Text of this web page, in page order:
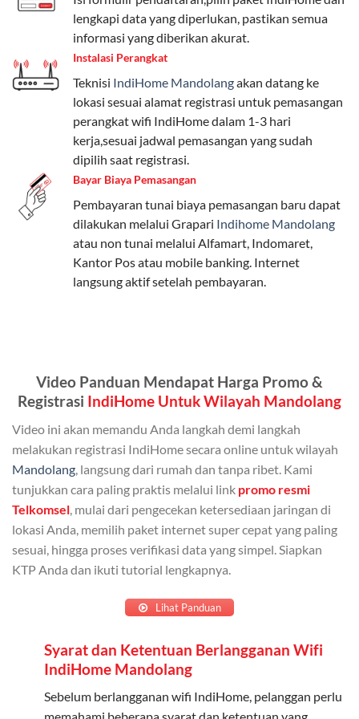
Pengguna bisa memilih sesuai kebutuhan, baik untuk
internet, komunikasi, atau hiburan.
Paket Easy cocok untuk kebutuhan dasar, Paket
Complete untuk yang menginginkan fitur lengkap,
dan Paket Dynamic IP untuk pengguna yang
memprioritaskan kecepatan internet tinggi.
Paket Telkomsel One dengan Kuota Keluarga
Salah satu fitur unggulan Telkomsel One adalah Paket
Kuota Keluarga. Dengan kuota hingga 30 GB, Anda
bisa membagikan internet kepada anggota keluarga
atau teman tanpa perlu khawatir kehabisan kuota.
Berikut adalah detailnya:
Bisa Dibagi Hingga 5 Anggota
Admin dapat mendaftarkan hingga 5 anggota
keluarga atau teman untuk menggunakan kuota ini.
Berlaku Nasional
Kuota keluarga bisa digunakan di seluruh Indonesia
untuk jaringan 2G, 3G, dan 4G.
Tidak Berlaku untuk Roaming
Daftarkan Anggota: Admin dapat mendaftarkan anggota
Bagikan Kuota: Setelah terdaftar, anggota bisa langsung
lengkapi data yang diperlukan, pastikan semua
informasi yang diberikan akurat.
Instalasi Perangkat
Teknisi IndiHome Mandolangakan datang ke
lokasi sesuai alamat registrasi untuk pemasangan
perangkat wifi IndiHome dalam 1-3 hari
kerja,sesuai jadwal pemasangan yang sudah
dipilih saat registrasi.
Bayar Biaya Pemasangan
Pembayaran tunai biaya pemasangan baru dapat
dilakukan melalui Grapari Indihome Mandolang
atau non tunai melalui Alfamart, Indomaret,
Kantor Pos atau mobile banking. Internet
langsung aktif setelah pembayaran.
Video Panduan Mendapat Harga Promo &
Registrasi IndiHome Untuk Wilayah Mandolang
Video ini akan memandu Anda langkah demi langkah
melakukan registrasi IndiHome secara online untuk wilayah
Mandolang , langsung dari rumah dan tanpa ribet. Kami
tunjukkan cara paling praktis melalui link promo resmi
Telkomsel , mulai dari pengecekan ketersediaan jaringan di
lokasi Anda, memilih paket internet super cepat yang paling
sesuai, hingga proses verifikasi data yang simpel. Siapkan
KTP Anda dan ikuti tutorial lengkapnya.
Lihat Panduan
Syarat dan Ketentuan Berlangganan Wifi
IndiHome Mandolang
Sebelum berlangganan wifi IndiHome, pelanggan perlu